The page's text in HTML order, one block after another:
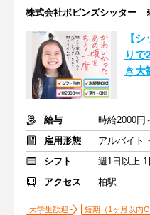
株式会社ポピンズシッター
【
り
き大
給与
時給2000円
雇用形態
アルバイト
シフト
週1日以上
アクセス
柏駅
大学生歓迎 短期（1ヶ月以内